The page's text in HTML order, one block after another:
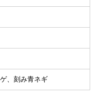
、刻み青ネギ